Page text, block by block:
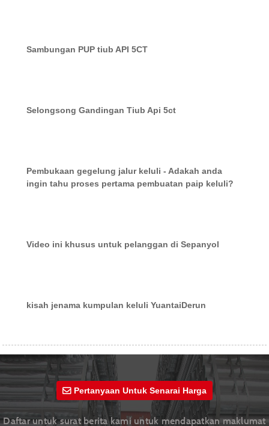
Sambungan PUP tiub API 5CT
Selongsong Gandingan Tiub Api 5ct
Pembukaan gegelung jalur keluli - Adakah anda
ingin tahu proses pertama pembuatan paip keluli?
Video ini khusus untuk pelanggan di Sepanyol
kisah jenama kumpulan keluli YuantaiDerun
Pertanyaan Untuk Senarai Harga
Daftar untuk surat berita kami untuk mendapatkan maklumat